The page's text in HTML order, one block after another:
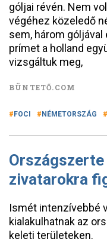
góljai révén. Nem
végéhez közeledő
sem, három
prímet a holland
vizsgáltuk meg,
BÜNTETŐ.COM
FOCI NÉMETORSZÁG
zivatarokra
Ismét intenzívebbé
kialakulhatnak az
keleti területeken.